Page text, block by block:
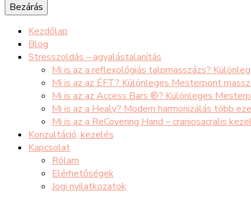
Bezárás
Kezdőlap
Blog
Stresszoldás – agyalástalanítás
Mi is az a reflexológiás talpmasszázs?
Mi is az az ÉFT? Különleges Mesterpont
Mi is az az Access Bars ®? Különleges
Mi is az a Healy? Modern harmonizálás több
Mi is az a ReCovering Hand – craniosacralis
Konzultáció, kezelés
Kapcsolat
Rólam
Elérhetőségek
Jogi nyilatkozatok